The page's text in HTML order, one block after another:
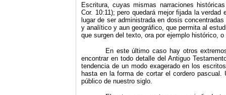
Escritura, cuyas mismas narraciones
Cor. 10:11); pero quedará mejor fijada la
lugar de ser administrada en dosis
y analítico y aun geográfico, que permita al
que surgen del texto, ora por ejemplo histórico,
En este último caso hay otros
encontrar en todo detalle del Antiguo
tendencia de un modo exagerado en los
hasta en la forma de cortar el cordero
público de nuestro siglo.